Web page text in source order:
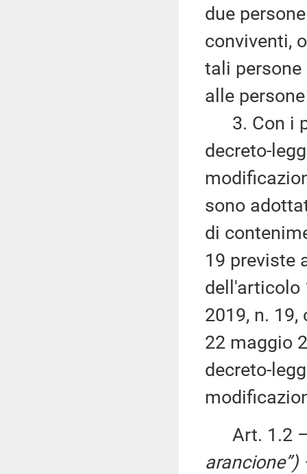
due
conviventi,
tali
alle
3. Con i
decreto-
sono
di
19 previste
dell'articolo
2019, n.
22 maggio
decreto-
Art. 1.2
arancione”)